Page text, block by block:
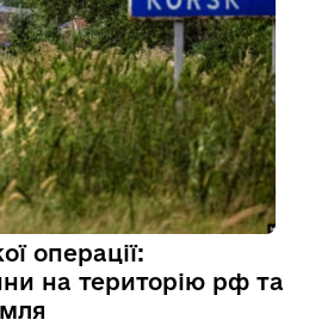
операції:
на територію рф та